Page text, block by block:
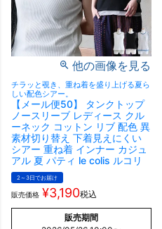
他の画像を見る
チラッと覗き、重ね着を盛り上げる夏ら
しい配色シアー。
【メール便50】 タンクトップ
ノースリーブ レディース クル
ーネック コットン リブ 配色 異
素材切り替え 下着見えにくい
シアー 重ね着 インナー カジュ
アル 夏 パティ le colis ルコリ
2～3日でお届け
販売価格 ¥3,190税込
販売期間